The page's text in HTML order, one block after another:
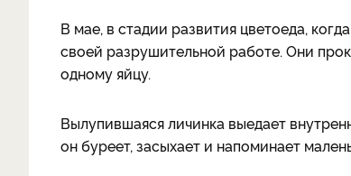
В мае, в стадии развития цветоеда,
своей разрушительной работе. Они
одному яйцу.
Вылупившаяся личинка выедает
он буреет, засыхает и напоминает